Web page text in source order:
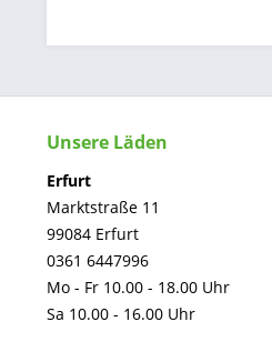
Unsere Läden
Erfurt
Marktstraße 11
99084 Erfurt
0361 6447996
Mo - Fr 10.00 - 18.00 Uhr
Sa 10.00 - 16.00 Uhr